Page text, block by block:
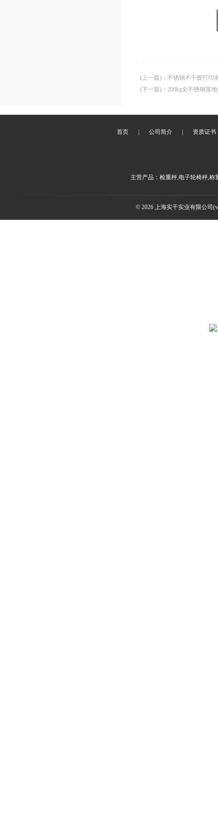
(上一篇) ： 不锈钢不干胶打印
(下一篇) ： 200kg全不锈钢落
首页 公司简介 资质证书
主营产品：检重秤,电子轮椅秤,
© 2026 上海实干实业有限公司